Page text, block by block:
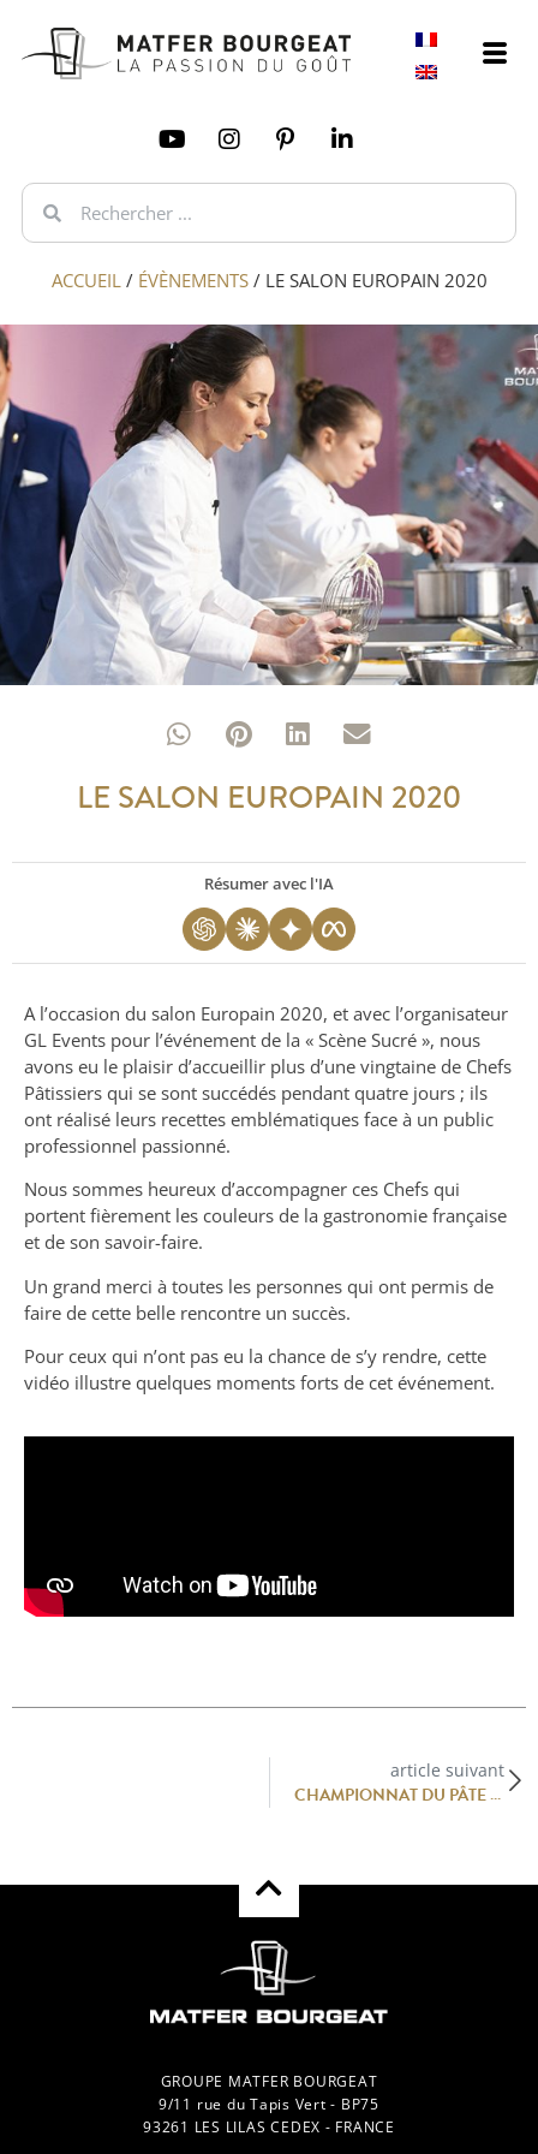
ACCUEIL/ ÉVÈNEMENTS/ LE SALON EUROPAIN 2020
LE SALON EUROPAIN 2020
Résumer avec l'IA
A l’occasion du salon Europain 2020, et avec l’organisateur
GL Events pour l’événement de la « Scène Sucré », nous
avons eu le plaisir d’accueillir plus d’une vingtaine de Chefs
Pâtissiers qui se sont succédés pendant quatre jours ; ils
ont réalisé leurs recettes emblématiques face à un public
professionnel passionné.
Nous sommes heureux d’accompagner ces Chefs qui
portent fièrement les couleurs de la gastronomie française
et de son savoir-faire.
Un grand merci à toutes les personnes qui ont permis de
faire de cette belle rencontre un succès.
Pour ceux qui n’ont pas eu la chance de s’y rendre, cette
vidéo illustre quelques moments forts de cet événement.
article suivant
CHAMPIONNAT DU PÂTE EN CROÛTE 2023 – 14E EDITION
GROUPE MATFER BOURGEAT
9/11 rue du Tapis Vert - BP75
93261 LES LILAS CEDEX - FRANCE